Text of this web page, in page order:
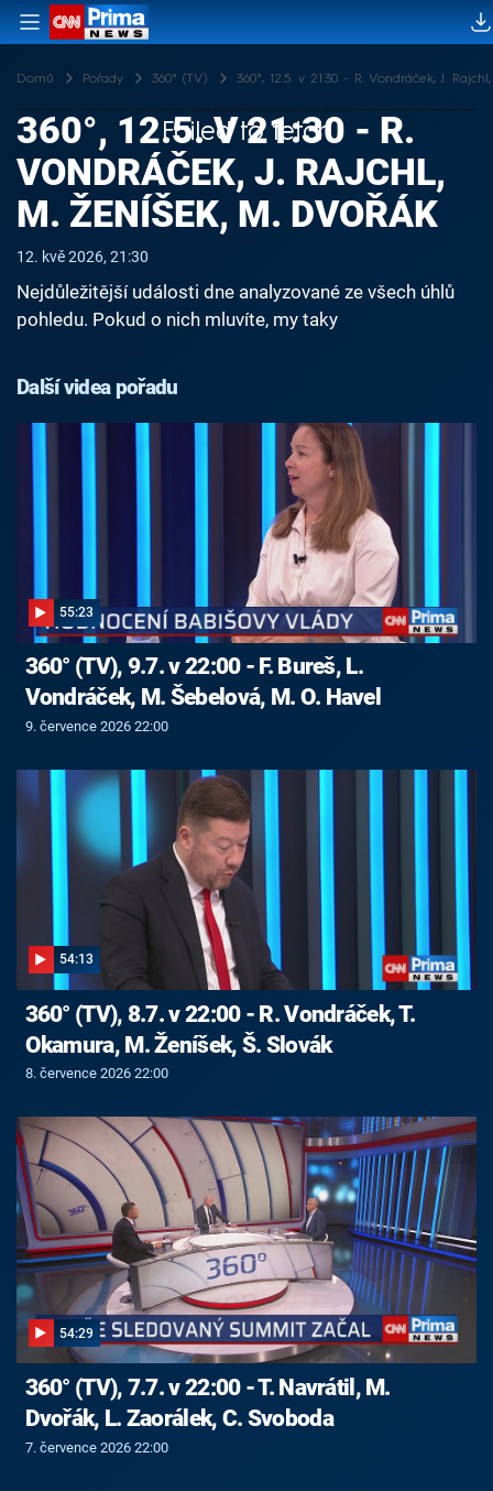
Domů Pořady 360° (TV) 360°, 12.5. v 21:30 - R. Vondráček, J.
Failed to fetch
360°, 12.5. V 21:30 - R.
VONDRÁČEK, J. RAJCHL,
M. ŽENÍŠEK, M. DVOŘÁK
12. kvě 2026, 21:30
Nejdůležitější události dne analyzované ze všech úhlů
pohledu. Pokud o nich mluvíte, my taky
Další videa pořadu
55:23
360° (TV), 9.7. v 22:00 - F. Bureš, L.
Vondráček, M. Šebelová, M. O. Havel
9. července 2026 22:00
54:13
360° (TV), 8.7. v 22:00 - R. Vondráček, T.
Okamura, M. Ženíšek, Š. Slovák
8. července 2026 22:00
54:29
360° (TV), 7.7. v 22:00 - T. Navrátil, M.
Dvořák, L. Zaorálek, C. Svoboda
7. července 2026 22:00